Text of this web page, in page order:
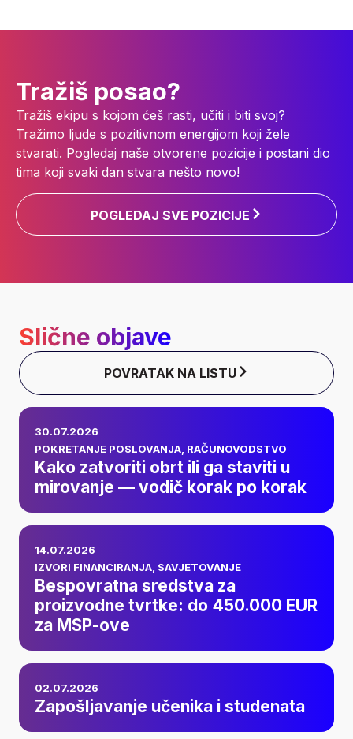
Tražiš posao?
Tražiš ekipu s kojom ćeš rasti, učiti i biti svoj?
Tražimo ljude s pozitivnom energijom koji žele
stvarati. Pogledaj naše otvorene pozicije i postani dio
tima koji svaki dan stvara nešto novo!
POGLEDAJ SVE POZICIJE
Slične objave
POVRATAK NA LISTU
Kako zatvoriti obrt ili
ga staviti u
mirovanje — vodič
korak po korak
30.07.2026
POKRETANJE POSLOVANJA RAČUNOVODSTVO
Kako zatvoriti obrt ili ga staviti u
mirovanje — vodič korak po korak
Bespovratna
sredstva za
proizvodne tvrtke:
do 450.000 EUR za
MSP-ove
14.07.2026
IZVORI FINANCIRANJA SAVJETOVANJE
Bespovratna sredstva za
proizvodne tvrtke: do 450.000 EUR
za MSP-ove
Zapošljavanje
učenika i studenata
02.07.2026
Zapošljavanje učenika i studenata